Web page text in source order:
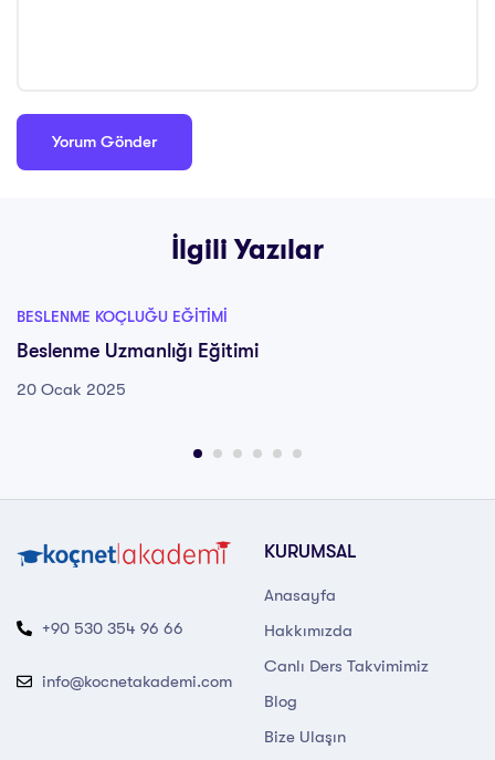
İlgili Yazılar
BESLENME KOÇLUĞU EĞITIMI
Beslenme Uzmanlığı Eğitimi
20 Ocak 2025
+90 530 354 96 66
info@kocnetakademi.com
KURUMSAL
Anasayfa
Hakkımızda
Canlı Ders Takvimimiz
Blog
Bize Ulaşın